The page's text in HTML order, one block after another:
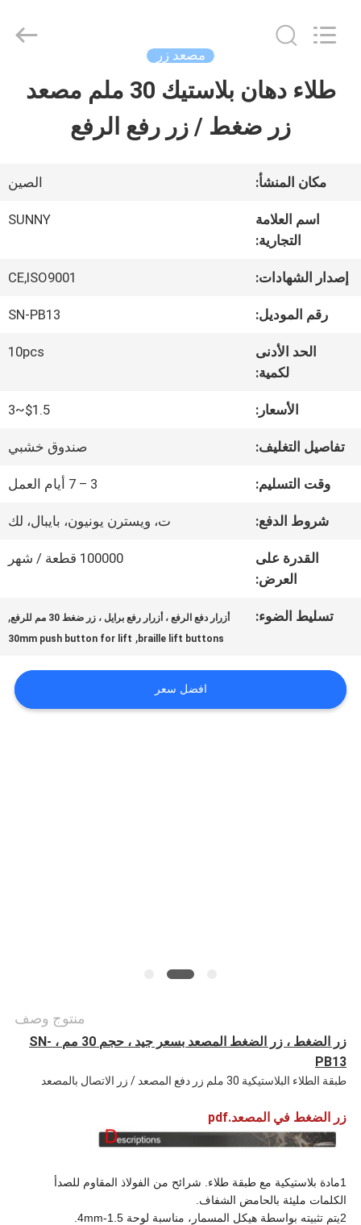
بيت
أشرطة
معلومات
في
المعمل
مراقبة
الجودة
بنا
SUNNY
مصعد زر
طلاء دهان بلاستيك 30 ملم مصعد
زر ضغط / زر رفع الرفع
مكان المنشأ: الصين
اسم العلامة
التجارية:
SUNNY
إصدار الشهادات: CE,ISO9001
رقم الموديل: SN-PB13
الحد الأدنى
لكمية:
10pcs
الأسعار: $1.5~3
تفاصيل التغليف: صندوق خشبي
وقت التسليم: 3 – 7 أيام العمل
شروط الدفع: ت، ويسترن يونيون، بايبال، لك
القدرة على
العرض:
100000 قطعة / شهر
تسليط الضوء: أزرار دفع الرفع ، أزرار رفع برايل ، زر ضغط 30 مم للرفع ,
braille lift buttons
,
30mm push button for lift
افضل سعر
منتوج وصف
زر الضغط ، زر الضغط المصعد بسعر جيد ، حجم 30 مم ، SN-
PB13
طبقة الطلاء البلاستيكية 30 ملم زر دفع المصعد / زر الاتصال بالمصعد
زر الضغط في المصعد.pdf
1مادة بلاستيكية مع طبقة طلاء. شرائح من الفولاذ المقاوم للصدأ
الكلمات مليئة بالحامض الشفاف.
2يتم تثبيته بواسطة هيكل المسمار، مناسبة لوحة 1.5-4mm.